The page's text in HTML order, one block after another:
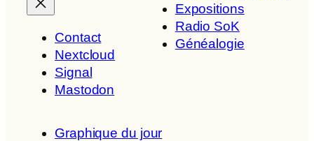
Contact
Nextcloud
Signal
Mastodon
Expositions
Radio SoK
Généalogie
Graphique du jour